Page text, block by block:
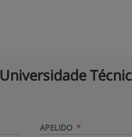
Universidade
APELIDO